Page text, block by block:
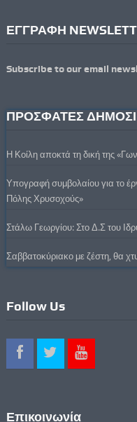
ΕΓΓΡΑΦΗ
Subscribe to our email
ΠΡΟΣΦΑΤΕΣ
Η Κοίλη αποκτά τη δική της
Υπογραφή συμβολαίου για το
Πόλης Χρυσοχούς»
Στάλω Γεωργίου: Στο Δ.Σ του
Σαββατοκύριακο με ζέστη, θα
Follow Us
Επικοινωνία